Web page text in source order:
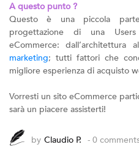
A questo punto ?
Questo è una piccola
progettazione di una
eCommerce: dall’architettura
marketing; tutti fattori che
migliore esperienza di acquisto
Vorresti un sito eCommerce
sarà un piacere assisterti!
by Claudio P. - 0